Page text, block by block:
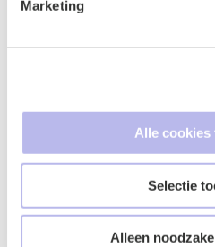
Marketing
Alle cookies
Selectie
Alleen